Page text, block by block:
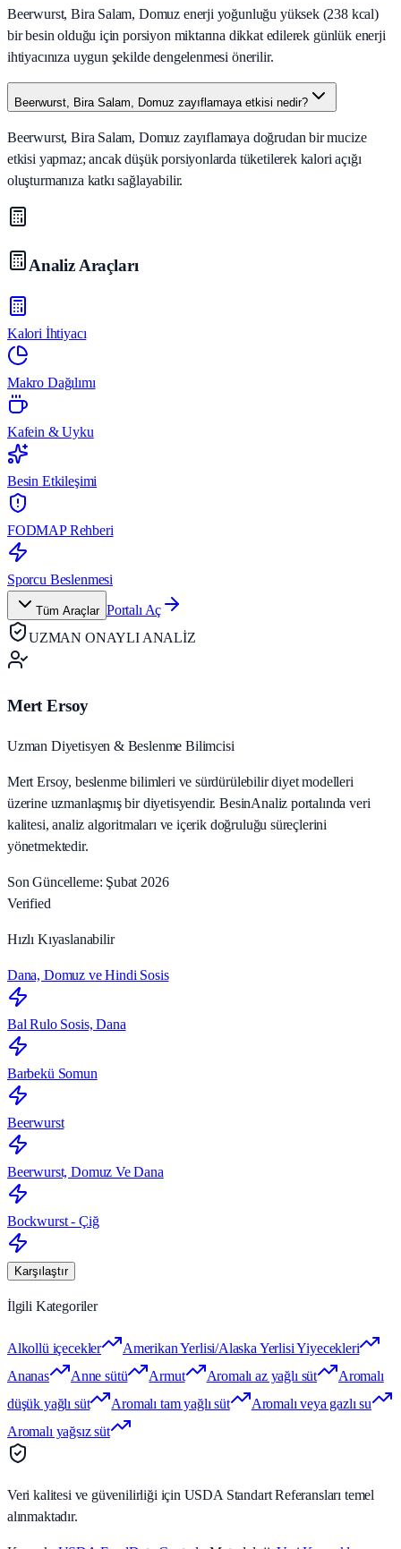
Beerwurst, Bira Salam, Domuz enerji yoğunluğu yüksek (238 kcal)
bir besin olduğu için porsiyon miktarına dikkat edilerek günlük enerji
ihtiyacınıza uygun şekilde dengelenmesi önerilir.
Beerwurst, Bira Salam, Domuz zayıflamaya etkisi nedir?
Beerwurst, Bira Salam, Domuz zayıflamaya doğrudan bir mucize
etkisi yapmaz; ancak düşük porsiyonlarda tüketilerek kalori açığı
oluşturmanıza katkı sağlayabilir.
Analiz Araçları
Kalori İhtiyacı
Makro Dağılımı
Kafein & Uyku
Besin Etkileşimi
FODMAP Rehberi
Sporcu Beslenmesi
Tüm Araçlar Portalı Aç
UZMAN ONAYLI ANALİZ
Mert Ersoy
Uzman Diyetisyen & Beslenme Bilimcisi
Mert Ersoy, beslenme bilimleri ve sürdürülebilir diyet modelleri
üzerine uzmanlaşmış bir diyetisyendir. BesinAnaliz portalında veri
kalitesi, analiz algoritmaları ve içerik doğruluğu süreçlerini
yönetmektedir.
Son Güncelleme: Şubat 2026
Verified
Hızlı Kıyaslanabilir
Dana, Domuz ve Hindi Sosis
Bal Rulo Sosis, Dana
Barbekü Somun
Beerwurst
Beerwurst, Domuz Ve Dana
Bockwurst - Çiğ
Karşılaştır
İlgili Kategoriler
Alkollü içecekler
Amerikan Yerlisi/Alaska Yerlisi Yiyecekleri
Ananas
Anne sütü Armut Aromalı az yağlı süt
Aromalı
düşük yağlı süt
Aromalı tam yağlı süt
Aromalı veya gazlı su
Aromalı yağsız süt
Veri kalitesi ve güvenilirliği için USDA Standart Referansları temel
alınmaktadır.